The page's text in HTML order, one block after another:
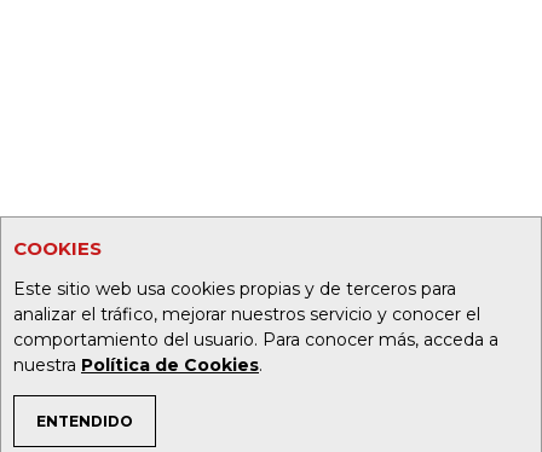
COOKIES
Este sitio web usa cookies propias y de terceros para
analizar el tráfico, mejorar nuestros servicio y conocer el
comportamiento del usuario. Para conocer más, acceda a
nuestra Política de Cookies.
ENTENDIDO
TEMAS DE INTERÉS